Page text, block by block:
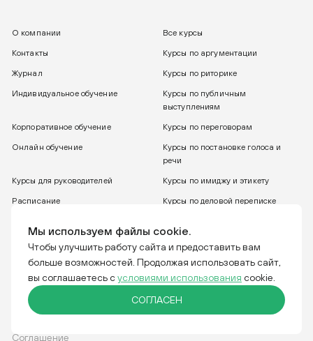
Мы используем файлы cookie.
Чтобы улучшить работу сайта и предоставить вам
больше возможностей. Продолжая использовать сайт,
вы соглашаетесь с условиями использования cookie.
СОГЛАСЕН
О компании Все курсы
Контакты Курсы по аргументации
Журнал Курсы по риторике
Индивидуальное обучение
Курсы по публичным
выступлениям
Корпоративное обучение Курсы по переговорам
Онлайн обучение
Курсы по постановке голоса и
речи
Курсы для руководителей Курсы по имиджу и этикету
Расписание Курсы по деловой переписке
Соглашение